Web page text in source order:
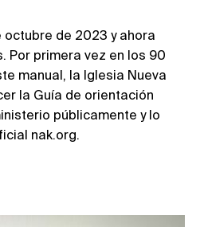
octubre de 2023 y ahora
Por primera vez en los 90
manual, la Iglesia Nueva
la Guía de orientación
públicamente y lo
nak.org.